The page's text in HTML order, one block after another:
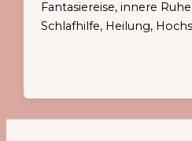
Fantasiereise, innere
Schlafhilfe, Heilung,